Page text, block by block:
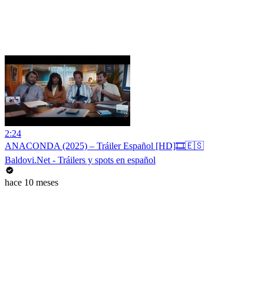
2:24
ANACONDA (2025) – Tráiler Español [HD]🎞️🇪🇸
Baldovi.Net - Tráilers y spots en español
hace 10 meses